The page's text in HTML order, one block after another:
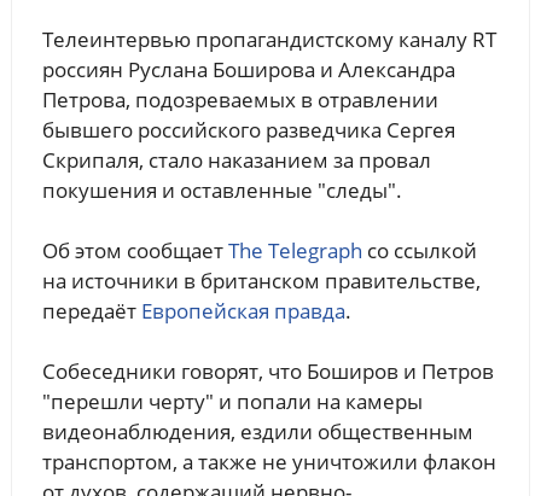
Телеинтервью пропагандистскому каналу RT
россиян Руслана Боширова и Александра
Петрова, подозреваемых в отравлении
бывшего российского разведчика Сергея
Скрипаля, стало наказанием за провал
покушения и оставленные "следы".
Об этом сообщаетThe Telegraph со ссылкой
на источники в британском правительстве,
передаёт Европейская правда.
Собеседники говорят, что Боширов и Петров
"перешли черту" и попали на камеры
видеонаблюдения, ездили общественным
транспортом, а также не уничтожили флакон